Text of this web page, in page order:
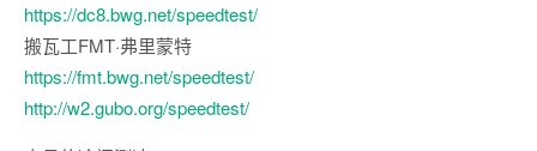
https://dc8.bwg.net/speedtest/
搬瓦工FMT·弗里蒙特
https://fmt.bwg.net/speedtest/
http://w2.gubo.org/speedtest/